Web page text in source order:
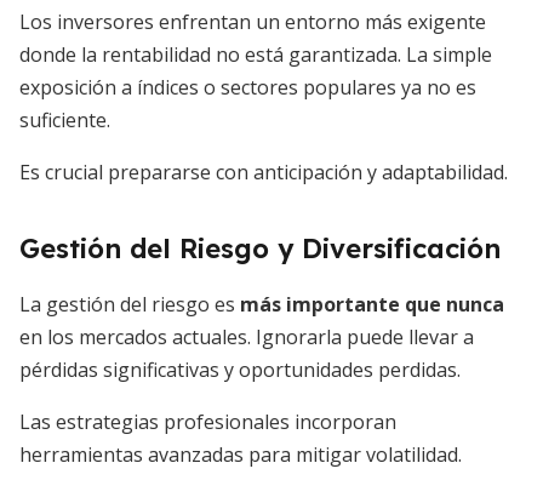
Los inversores enfrentan un entorno más exigente
donde la rentabilidad no está garantizada. La simple
exposición a índices o sectores populares ya no es
suficiente.
Es crucial prepararse con anticipación y adaptabilidad.
Gestión del Riesgo y Diversificación
La gestión del riesgo es más importante que nunca
en los mercados actuales. Ignorarla puede llevar a
pérdidas significativas y oportunidades perdidas.
Las estrategias profesionales incorporan
herramientas avanzadas para mitigar volatilidad.